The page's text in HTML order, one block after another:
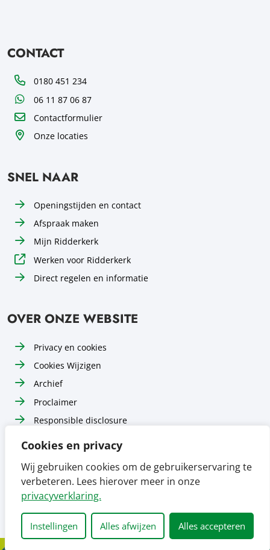
Cookies en privacy
Wij gebruiken cookies om de gebruikerservaring te
verbeteren. Lees hierover meer in onze
privacyverklaring.
Instellingen Alles afwijzen Alles accepteren
CONTACT
Telefoon0180 451 234
WhatsApp06 11 87 06 87
Contactformulier
Onze locaties
SNEL NAAR
Openingstijden en contact
Afspraak maken
Mijn Ridderkerk
Werken voor Ridderkerk
Direct regelen en informatie
OVER ONZE WEBSITE
Privacy en cookies
Cookies Wijzigen
Archief
Proclaimer
Responsible disclosure
Toegankelijkheid
Volg ons op
Instagram Volg ons op
LinkedIn